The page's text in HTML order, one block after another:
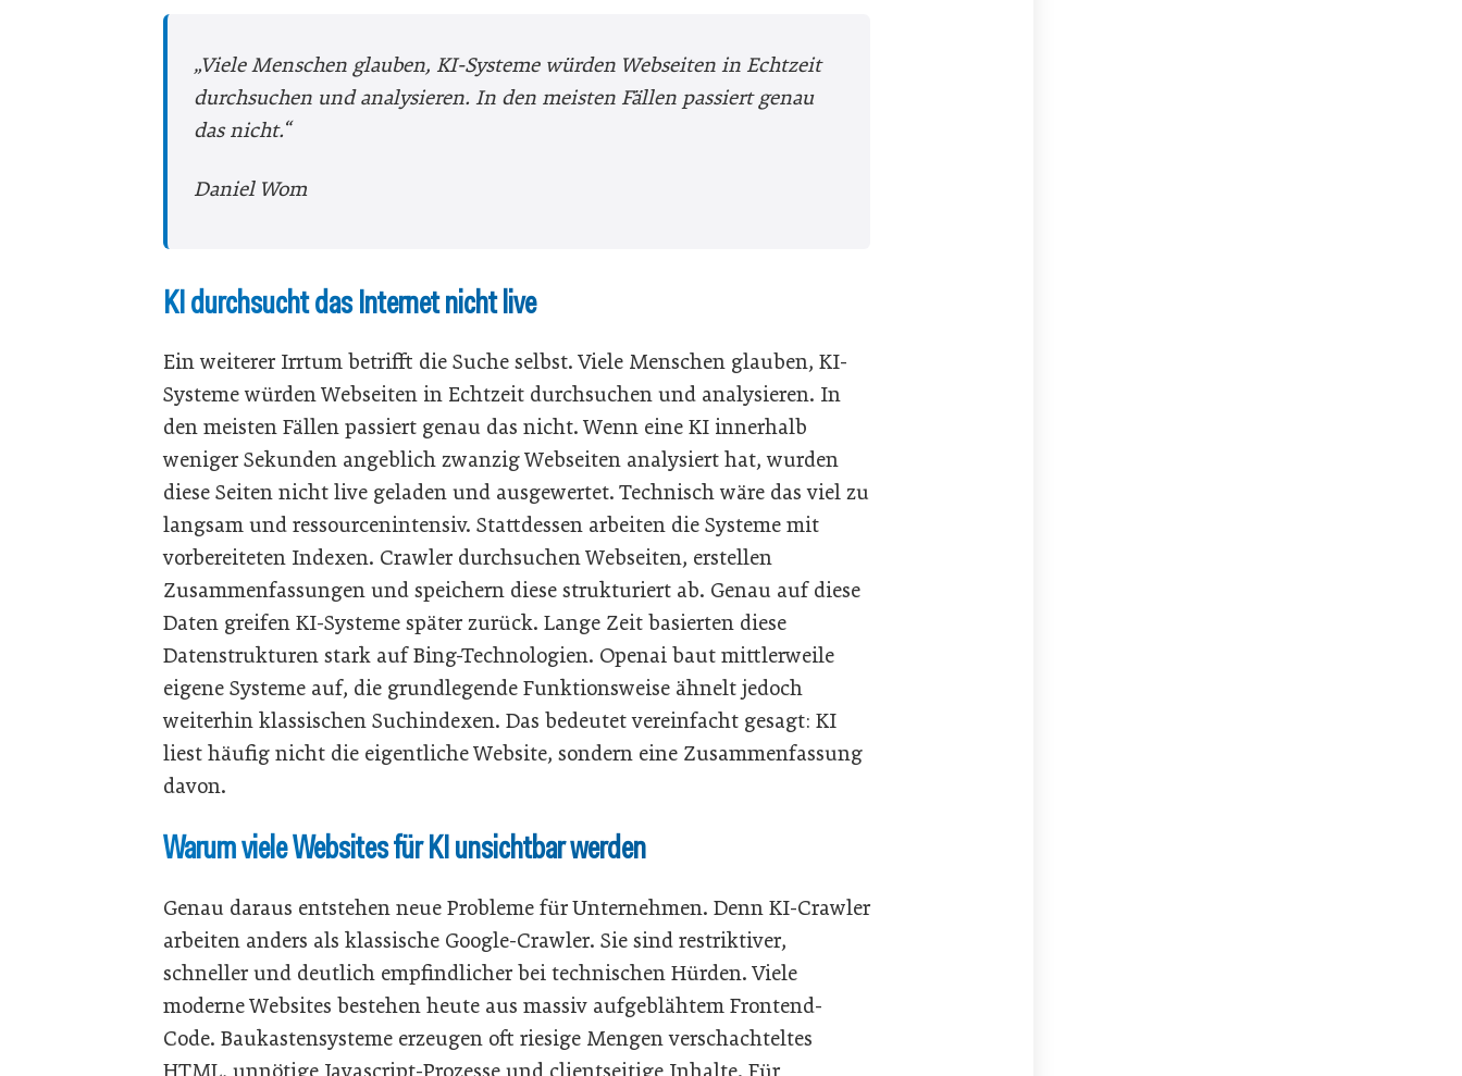
„Viele Menschen glauben, KI-Systeme würden Webseiten in Echtzeit
durchsuchen und analysieren. In den meisten Fällen passiert genau
das nicht.“
Daniel Wom
KI durchsucht das Internet nicht live
Ein weiterer Irrtum betrifft die Suche selbst. Viele Menschen glauben, KI-
Systeme würden Webseiten in Echtzeit durchsuchen und analysieren. In
den meisten Fällen passiert genau das nicht. Wenn eine KI innerhalb
weniger Sekunden angeblich zwanzig Webseiten analysiert hat, wurden
diese Seiten nicht live geladen und ausgewertet. Technisch wäre das viel zu
langsam und ressourcenintensiv. Stattdessen arbeiten die Systeme mit
vorbereiteten Indexen. Crawler durchsuchen Webseiten, erstellen
Zusammenfassungen und speichern diese strukturiert ab. Genau auf diese
Daten greifen KI-Systeme später zurück. Lange Zeit basierten diese
Datenstrukturen stark auf Bing-Technologien. Openai baut mittlerweile
eigene Systeme auf, die grundlegende Funktionsweise ähnelt jedoch
weiterhin klassischen Suchindexen. Das bedeutet vereinfacht gesagt: KI
liest häufig nicht die eigentliche Website, sondern eine Zusammenfassung
davon.
Warum viele Websites für KI unsichtbar werden
Genau daraus entstehen neue Probleme für Unternehmen. Denn KI-Crawler
arbeiten anders als klassische Google-Crawler. Sie sind restriktiver,
schneller und deutlich empfindlicher bei technischen Hürden. Viele
moderne Websites bestehen heute aus massiv aufgeblähtem Frontend-
Code. Baukastensysteme erzeugen oft riesige Mengen verschachteltes